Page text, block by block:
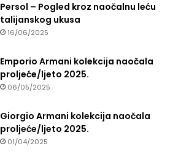
Persol – Pogled kroz naočalnu leću
talijanskog ukusa
16/06/2025
Emporio Armani kolekcija naočala
proljeće/ljeto 2025.
06/05/2025
Giorgio Armani kolekcija naočala
proljeće/ljeto 2025.
01/04/2025